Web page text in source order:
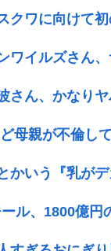
クワに向けて
ワイルズさん
さん、かなり
母親が不倫し
かいう『乳が
ール、1800億